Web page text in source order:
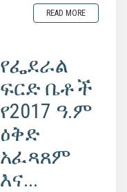
READ MORE
የፌደራል
ፍርድ ቤቶች
የ2017 ዓ.ም
ዕቅድ
አፈጻጸም
እና...